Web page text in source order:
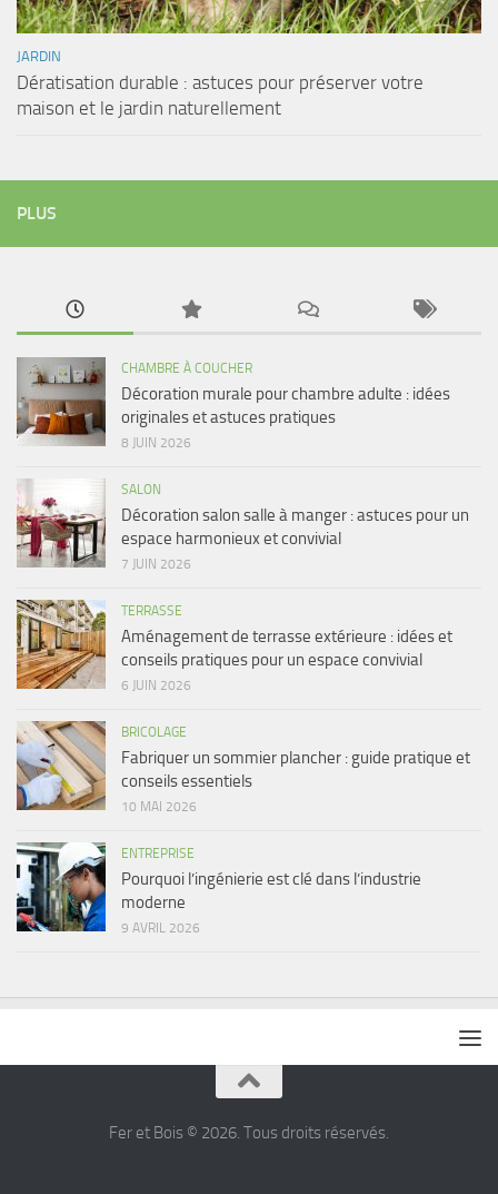
JARDIN
Dératisation durable : astuces pour préserver votre
maison et le jardin naturellement
PLUS
CHAMBRE À COUCHER
Décoration murale pour chambre adulte : idées
originales et astuces pratiques
8 JUIN 2026
SALON
Décoration salon salle à manger : astuces pour un
espace harmonieux et convivial
7 JUIN 2026
TERRASSE
Aménagement de terrasse extérieure : idées et
conseils pratiques pour un espace convivial
6 JUIN 2026
BRICOLAGE
Fabriquer un sommier plancher : guide pratique et
conseils essentiels
10 MAI 2026
ENTREPRISE
Pourquoi l’ingénierie est clé dans l’industrie
moderne
9 AVRIL 2026
Fer et Bois © 2026. Tous droits réservés.